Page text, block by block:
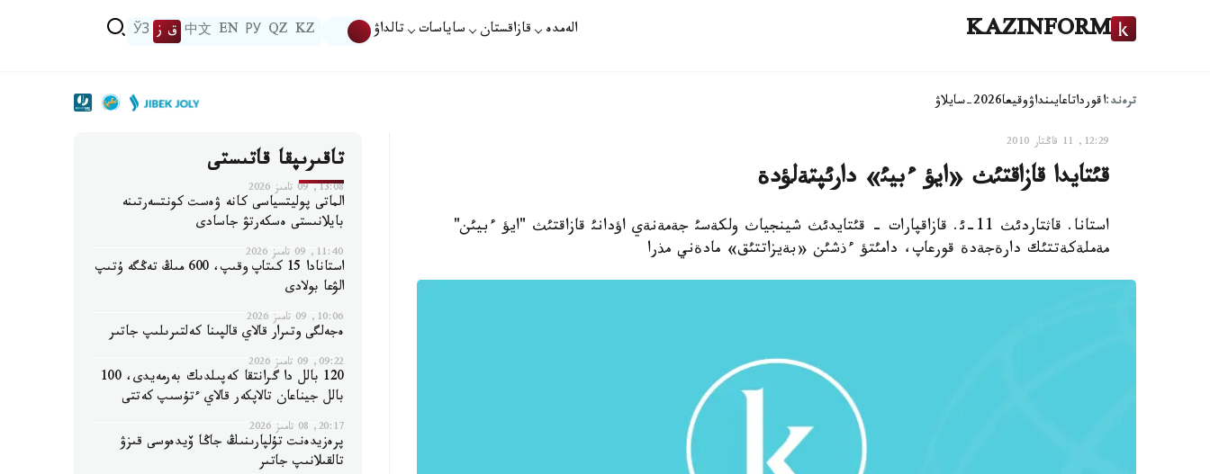
KAZINFORM الەمدە قازاقستان ساياسات تالداۋ KZ
QZ
РУ
EN
中文 ق ز ЎЗ
ترەند:اقورداتاعايىنداۋوقيعا2026-سايلاۋ
12:29, 11 قاڭتار 2010
قئتايدا قازاقتئث «ايؤ ءبيئ» دارئپتةلؤدة
استانا. قاثتاردئث 11-ئ. قازاقپارات - قئتايدئث شينجياث ولكةسئ جةمةنةي اؤدانئ قازاقتئث "ايؤ ءبيئن"
مةملةكةتتئك دارةجةدة قورعاپ، دامئتؤ ءذشئن «بةيزاتتئق» مادةني مذرا
تاقىرىپقا قاتىستى
13:08, 09 تامىز 2026
الماتى پوليتسياسى كانە ۋەست كونتسەرتىنە
بايلانىستى ەسكەرتۋ جاسادى
11:40, 09 تامىز 2026
استانادا 15 كىتاپ وقىپ، 600 مىڭ تەڭگە ۇتىپ
الۋعا بولادى
10:06, 09 تامىز 2026
ەجەلگى وتىرار قالاي قالپىنا كەلتىرىلىپ جاتىر
09:22, 09 تامىز 2026
120 بالل دا گرانتقا كەپىلدىك بەرمەيدى، 100
بالل جيناعان تالاپكەر قالاي ءتۇسىپ كەتتى
20:17, 08 تامىز 2026
پرەزيدەنت تۇلپارىنىڭ جاڭا ۆيدەوسى قىزۋ
تالقىلانىپ جاتىر